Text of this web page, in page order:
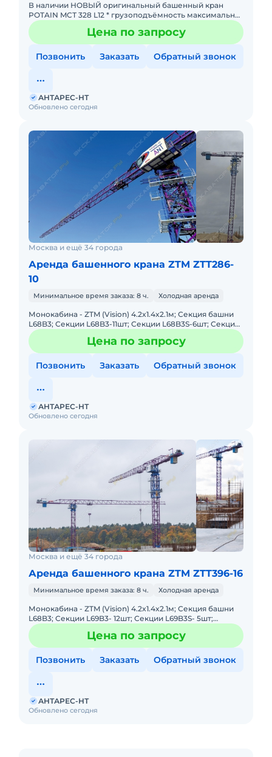
В наличии НОВЫЙ оригинальный башенный кран
POTAIN MCТ 328 L12 * грузоподъёмность максимальная
- 12 тонн; * максимальный велет стрелы - 75 метров; *
грузоподъ
Цена по запросу
Позвонить Заказать Обратный звонок
Обновлено сегодня
АНТАРЕС-НТ
Москва и ещё 34 города
Аренда башенного крана ZTM ZTT286-
10
Минимальное время заказа: 8 ч. Холодная аренда
Монокабина - ZTM (Vision) 4.2x1.4x2.1м; Секция башни
L68B3; Секции L68B3-11шт; Секции L68B3S-6шт; Секции
2х2х7,5м–1шт Температурный режим:- 40° ~ + 40° C; - 20°
Цена по запросу
Позвонить Заказать Обратный звонок
Обновлено сегодня
АНТАРЕС-НТ
Москва и ещё 34 города
Аренда башенного крана ZTM ZTT396-16
Минимальное время заказа: 8 ч. Холодная аренда
Монокабина - ZTM (Vision) 4.2x1.4x2.1м; Секция башни
L68B3; Секции L69B3- 12шт; Секции L69B3S- 5шт;
Секции 7,5 м– 1 шт. Температурный режим:- 40° ~ + 40°
C; - 2
Цена по запросу
Позвонить Заказать Обратный звонок
Обновлено сегодня
АНТАРЕС-НТ